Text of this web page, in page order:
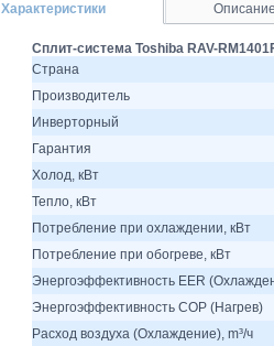
Характеристики Описание
Сплит-система Toshiba RAV-
Страна
Производитель
Инверторный
Гарантия
Холод, кВт
Тепло, кВт
Потребление при охлаждении, кВт
Потребление при обогреве, кВт
Энергоэффективность EER
Энергоэффективность COP (Нагрев)
Расход воздуха (Охлаждение), m³/ч